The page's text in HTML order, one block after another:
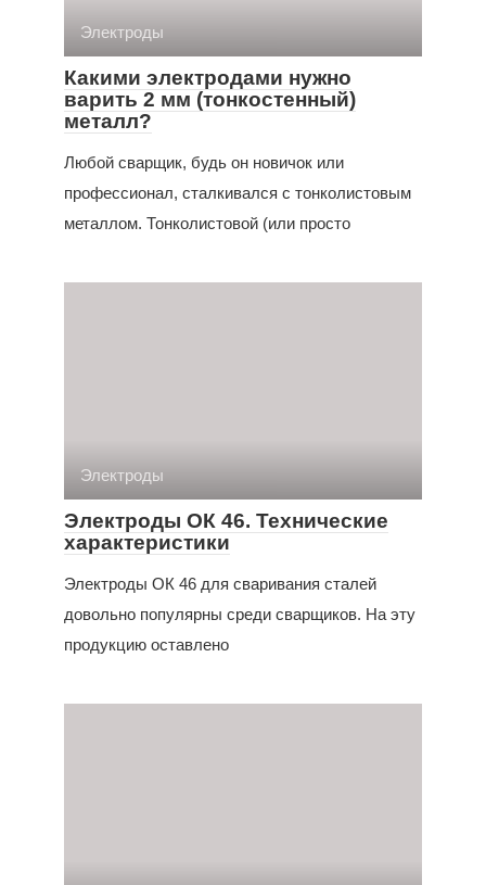
Электроды
Какими электродами нужно
варить 2 мм (тонкостенный)
металл?
Любой сварщик, будь он новичок или
профессионал, сталкивался с тонколистовым
металлом. Тонколистовой (или просто
Электроды
Электроды ОК 46. Технические
характеристики
Электроды ОК 46 для сваривания сталей
довольно популярны среди сварщиков. На эту
продукцию оставлено